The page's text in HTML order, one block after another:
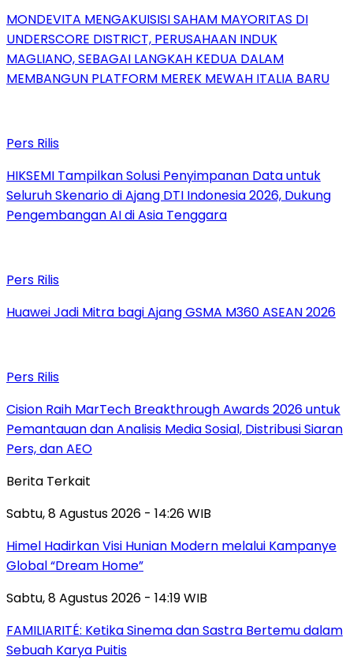
MONDEVITA MENGAKUISISI SAHAM MAYORITAS DI
UNDERSCORE DISTRICT, PERUSAHAAN INDUK
MAGLIANO, SEBAGAI LANGKAH KEDUA DALAM
MEMBANGUN PLATFORM MEREK MEWAH ITALIA BARU
Pers Rilis
HIKSEMI Tampilkan Solusi Penyimpanan Data untuk
Seluruh Skenario di Ajang DTI Indonesia 2026, Dukung
Pengembangan AI di Asia Tenggara
Pers Rilis
Huawei Jadi Mitra bagi Ajang GSMA M360 ASEAN 2026
Pers Rilis
Cision Raih MarTech Breakthrough Awards 2026 untuk
Pemantauan dan Analisis Media Sosial, Distribusi Siaran
Pers, dan AEO
Berita Terkait
Sabtu, 8 Agustus 2026 - 14:26 WIB
Himel Hadirkan Visi Hunian Modern melalui Kampanye
Global “Dream Home”
Sabtu, 8 Agustus 2026 - 14:19 WIB
FAMILIARITÉ: Ketika Sinema dan Sastra Bertemu dalam
Sebuah Karya Puitis